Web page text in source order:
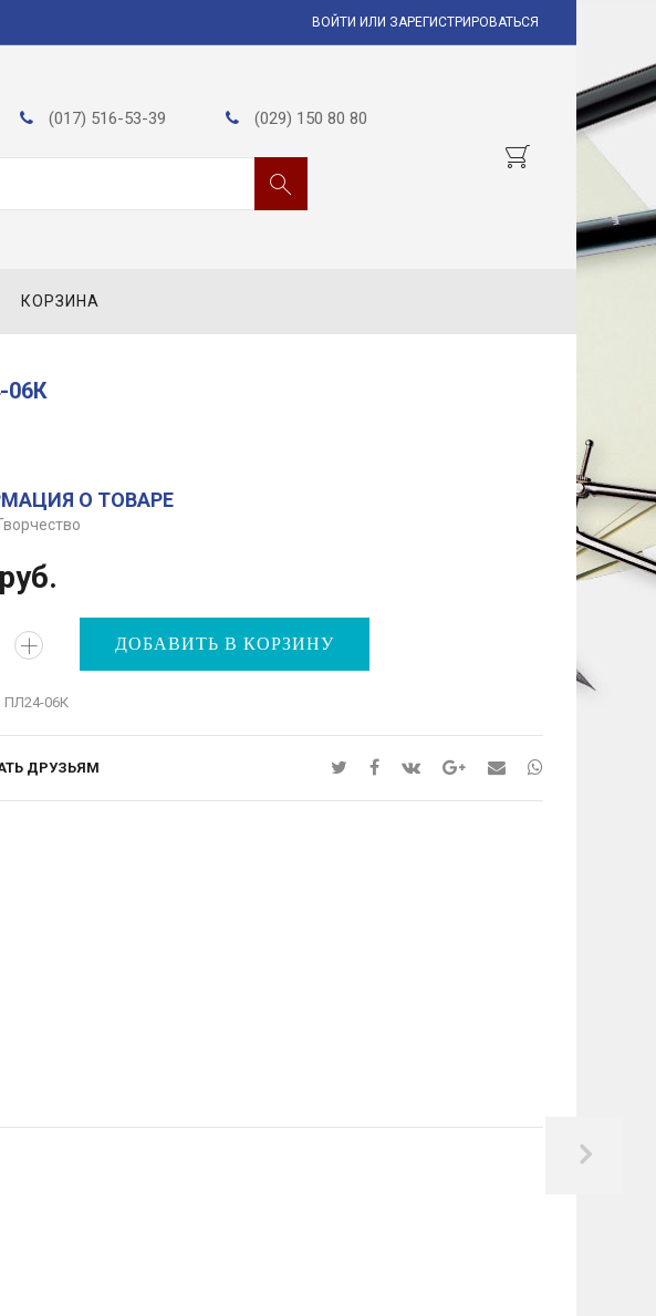
ВОЙТИ ИЛИ ЗАРЕГИСТРИРОВАТЬСЯ
(017) 516-53-39 (029) 150 80 80
КОРЗИНА
О ТОВАРЕ
руб.
ДОБАВИТЬ В КОРЗИНУ
ПЛ24-06К
ДРУЗЬЯМ